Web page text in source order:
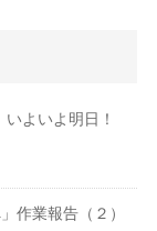
よいよ明日！
作業報告（２）